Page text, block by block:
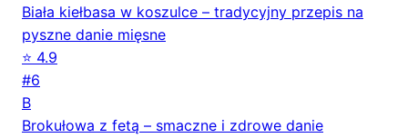
Biała kiełbasa w koszulce – tradycyjny przepis na
pyszne danie mięsne
⭐ 4.9
#6
B
Brokułowa z fetą – smaczne i zdrowe danie